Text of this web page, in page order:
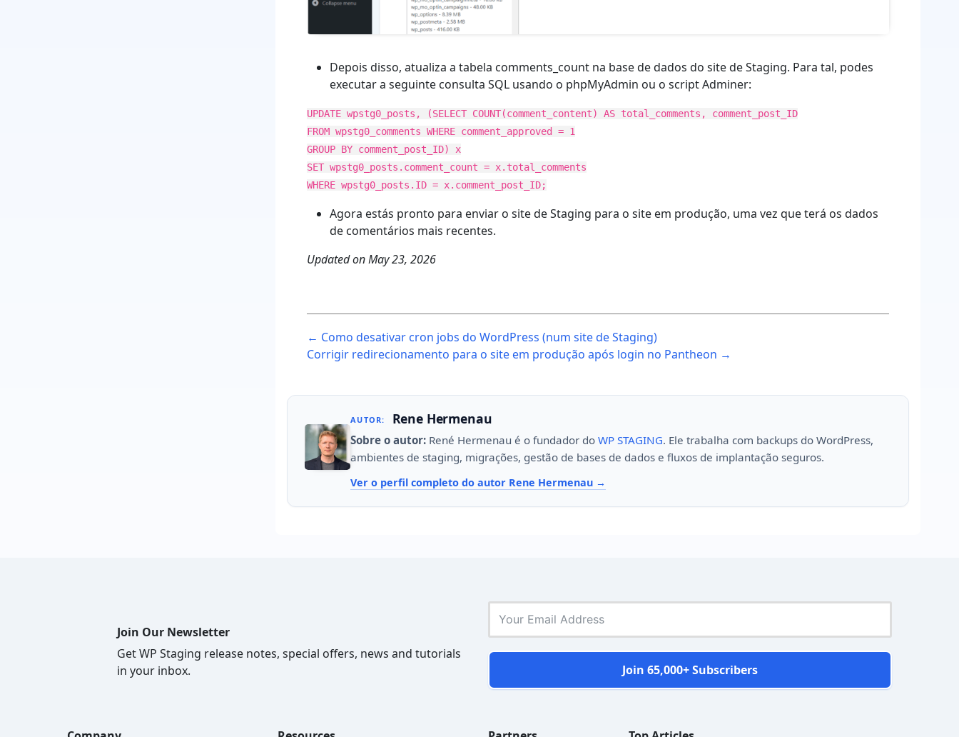
Depois disso, atualiza a tabela comments_count na base de dados do site de Staging. Para tal, podes
executar a seguinte consulta SQL usando o phpMyAdmin ou o script Adminer:
UPDATE wpstg0_posts, (SELECT COUNT(comment_content) AS total_comments, comment_post_ID
FROM wpstg0_comments WHERE comment_approved = 1
GROUP BY comment_post_ID) x
SET wpstg0_posts.comment_count = x.total_comments
WHERE wpstg0_posts.ID = x.comment_post_ID;
Agora estás pronto para enviar o site de Staging para o site em produção, uma vez que terá os dados
de comentários mais recentes.
Updated onMay 23, 2026
Post
navigation
← Como desativar cron jobs do WordPress (num site de Staging)
Corrigir redirecionamento para o site em produção após login no Pantheon →
AUTOR: Rene Hermenau
Sobre o autor: René Hermenau é o fundador doWP STAGING. Ele trabalha com backups do WordPress,
ambientes de staging, migrações, gestão de bases de dados e fluxos de implantação seguros.
Ver o perfil completo do autor Rene Hermenau
Join Our Newsletter
Get WP Staging release notes, special offers, news and tutorials
in your inbox.
Join 65,000+ Subscribers